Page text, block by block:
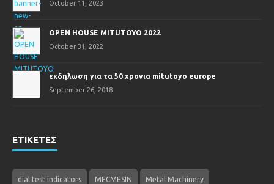
October 11, 2023
OPEN HOUSE MITUTOYO 2022
October 31, 2022
εκδηλωση για τα 50 χρονια mitutoyo europe
September 26, 2018
ΕΤΙΚΕΤΕΣ
dial test indicators MECMESIN Metal Machinery